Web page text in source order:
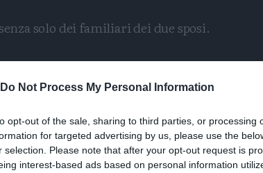
Do Not Process My Personal Information
opt-out of the sale, sharing to third parties, or processing
for targeted advertising by us, please use the
selection. Please note that after your opt-out request is
interest-based ads based on personal information
solo dei familiari dei due sposi.